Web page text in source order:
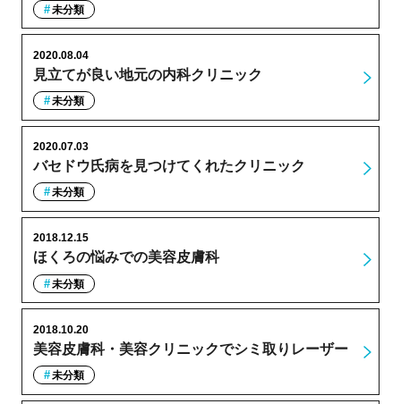
未分類
見立てが良い地元の内科クリニック
2020.08.04
未分類
バセドウ氏病を見つけてくれたクリニック
2020.07.03
未分類
ほくろの悩みでの美容皮膚科
2018.12.15
未分類
美容皮膚科・美容クリニックでシミ取りレーザー
2018.10.20
未分類